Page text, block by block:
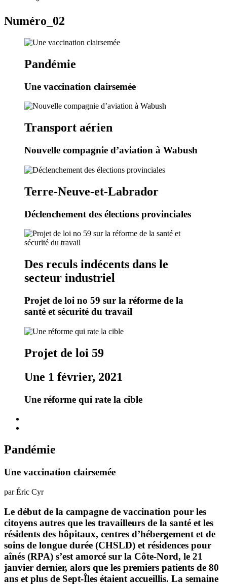
Numéro_02
Pandémie
Une vaccination clairsemée
Transport aérien
Nouvelle compagnie d’aviation à Wabush
Terre-Neuve-et-Labrador
Déclenchement des élections provinciales
Des reculs indécents dans le
secteur industriel
Projet de loi no 59 sur la réforme de la
santé et sécurité du travail
Projet de loi 59
Une 1 février, 2021
Une réforme qui rate la cible
Pandémie
Une vaccination clairsemée
par Éric Cyr
Le début de la campagne de vaccination pour les
citoyens autres que les travailleurs de la santé et les
résidents des hôpitaux, centres d’hébergement et de
soins de longue durée (CHSLD) et résidences pour
aînés (RPA) s’est amorcé sur la Côte-Nord, le 21
janvier dernier, alors que les premiers patients de 80
ans et plus de Sept-Îles étaient accueillis. La semaine